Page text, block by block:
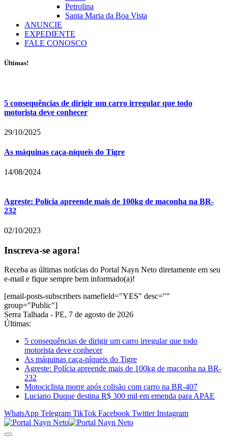
Petrolina
Santa Maria da Boa Vista
ANUNCIE
EXPEDIENTE
FALE CONOSCO
Últimas!
5 consequências de dirigir um carro irregular que todo
motorista deve conhecer
29/10/2025
As máquinas caça-níqueis do Tigre
14/08/2024
Agreste: Polícia apreende mais de 100kg de maconha na BR-
232
02/10/2023
Inscreva-se agora!
Receba as últimas notícias do Portal Nayn Neto diretamente em seu
e-mail e fique sempre bem informado(a)!
[email-posts-subscribers namefield="YES" desc=""
group="Public"]
Serra Talhada - PE, 7 de agosto de 2026
Últimas:
5 consequências de dirigir um carro irregular que todo
motorista deve conhecer
As máquinas caça-níqueis do Tigre
Agreste: Polícia apreende mais de 100kg de maconha na BR-
232
Motociclista morre após colisão com carro na BR-407
Luciano Duque destina R$ 300 mil em emenda para APAE
WhatsApp Telegram TikTok Facebook Twitter Instagram